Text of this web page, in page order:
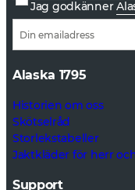
Jag godkänner
Alaska 1795
Historien om oss
Skötselråd
Storlekstabeller
Jaktkläder för herr
Support